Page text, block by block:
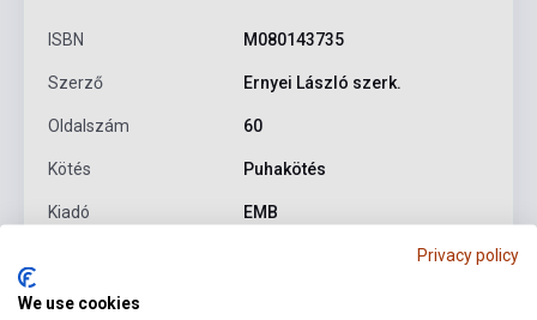
ISBN M080143735
Szerző Ernyei László szerk.
Oldalszám 60
Kötés Puhakötés
Kiadó EMB
Formátum
Privacy policy
We use cookies